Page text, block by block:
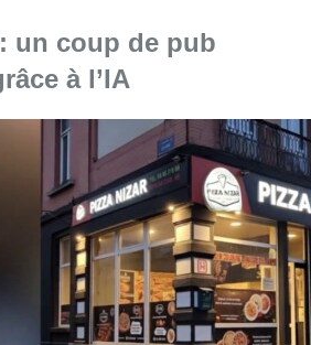
un coup de pub
à l’IA